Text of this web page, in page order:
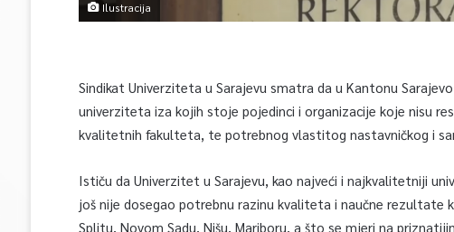
Ilustracija
Sindikat Univerziteta u Sarajevu smatra da u Kantonu
univerziteta iza kojih stoje pojedinci i organizacije koje nisu
kvalitetnih fakulteta, te potrebnog vlastitog nastavničkog i
Ističu da Univerzitet u Sarajevu, kao najveći i najkvalitetniji
još nije dosegao potrebnu razinu kvaliteta i naučne rezultate
Splitu, Novom Sadu, Nišu, Mariboru, a što se mjeri na